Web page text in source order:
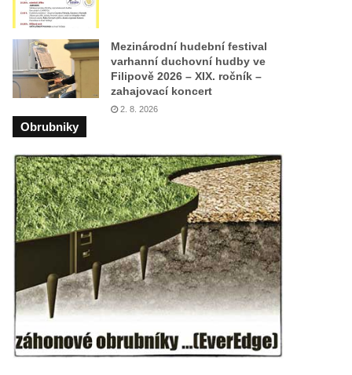
Mezinárodní hudební festival
varhanní duchovní hudby ve
Filipově 2026 – XIX. ročník –
zahajovací koncert
2. 8. 2026
Obrubniky